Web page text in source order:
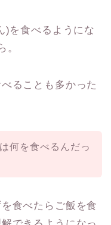
)を食べるようにな
。
ることも多かった
何を食べるんだっ
食べたらご飯を食